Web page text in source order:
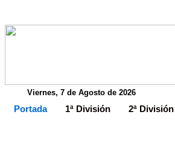
Viernes, 7 de Agosto de 2026
Portada 1ª División 2ª División